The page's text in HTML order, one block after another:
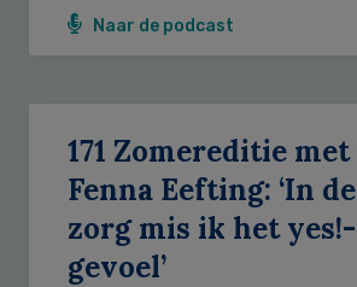
Naar de podcast
171 Zomereditie met
Fenna Eefting: ‘In de
zorg mis ik het yes!-
gevoel’